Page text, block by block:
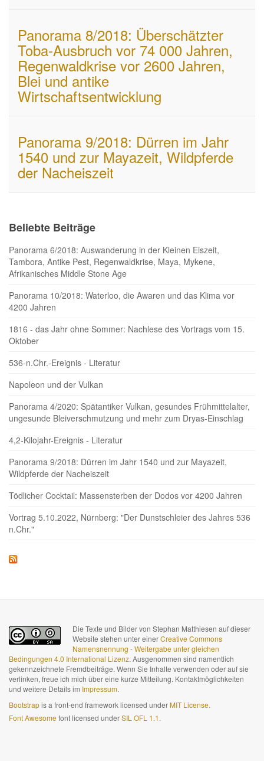
Panorama 8/2018: Überschätzter
Toba-Ausbruch vor 74 000 Jahren,
Regenwaldkrise vor 2600 Jahren,
Blei und antike
Wirtschaftsentwicklung
Panorama 9/2018: Dürren im Jahr
1540 und zur Mayazeit, Wildpferde
der Nacheiszeit
Beliebte Beiträge
Panorama 6/2018: Auswanderung in der Kleinen Eiszeit,
Tambora, Antike Pest, Regenwaldkrise, Maya, Mykene,
Afrikanisches Middle Stone Age
Panorama 10/2018: Waterloo, die Awaren und das Klima vor
4200 Jahren
1816 - das Jahr ohne Sommer: Nachlese des Vortrags vom 15.
Oktober
536-n.Chr.-Ereignis - Literatur
Napoleon und der Vulkan
Panorama 4/2020: Spätantiker Vulkan, gesundes Frühmittelalter,
ungesunde Bleiverschmutzung und mehr zum Dryas-Einschlag
4,2-Kilojahr-Ereignis - Literatur
Panorama 9/2018: Dürren im Jahr 1540 und zur Mayazeit,
Wildpferde der Nacheiszeit
Tödlicher Cocktail: Massensterben der Dodos vor 4200 Jahren
Vortrag 5.10.2022, Nürnberg: "Der Dunstschleier des Jahres 536
n.Chr."
Die Texte und Bilder von Stephan Matthiesen auf dieser
Website stehen unter einerCreative Commons
Namensnennung - Weitergabe unter gleichen
Bedingungen 4.0 International Lizenz. Ausgenommen sind namentlich
gekennzeichnete Fremdbeiträge. Wenn Sie Inhalte verwenden oder auf sie
verlinken, freue ich mich über eine kurze Mitteilung. Kontaktmöglichkeiten
und weitere Details im Impressum.
Bootstrapis a front-end framework licensed underMIT License.
Font Awesomefont licensed underSIL OFL 1.1.